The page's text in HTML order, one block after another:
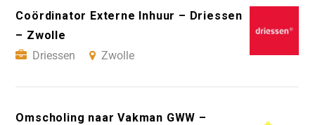
Coördinator Externe Inhuur – Driessen
– Zwolle
Driessen
Zwolle
Omscholing naar Vakman GWW –